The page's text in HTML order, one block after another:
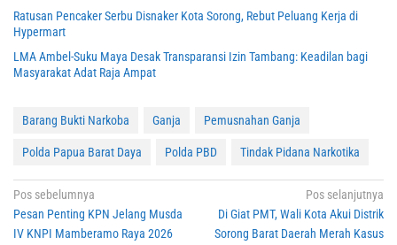
Ratusan Pencaker Serbu Disnaker Kota Sorong, Rebut Peluang Kerja di
Hypermart
LMA Ambel-Suku Maya Desak Transparansi Izin Tambang: Keadilan bagi
Masyarakat Adat Raja Ampat
Barang Bukti Narkoba Ganja Pemusnahan Ganja
Polda Papua Barat Daya Polda PBD Tindak Pidana Narkotika
Navigasi
pos
Pos sebelumnya
Pesan Penting KPN Jelang Musda
IV KNPI Mamberamo Raya 2026
Pos selanjutnya
Di Giat PMT, Wali Kota Akui Distrik
Sorong Barat Daerah Merah Kasus